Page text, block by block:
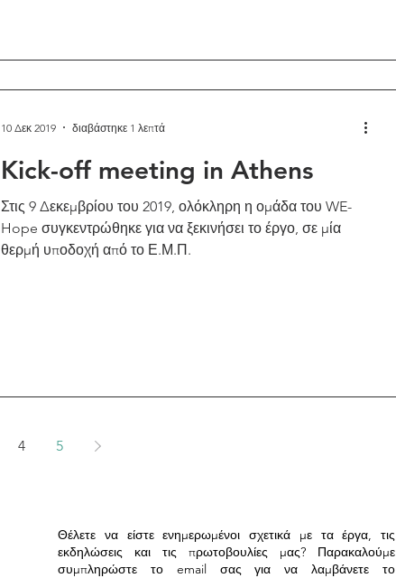
Kick-off meeting in Athens
Στις 9 Δεκεμβρίου του 2019, ολόκληρη η ομάδα του WE-
Hope συγκεντρώθηκε για να ξεκινήσει το έργο, σε μία
θερμή υποδοχή από το Ε.Μ.Π.
10 Δεκ 2019 διαβάστηκε 1 λεπτά
4 5
Θέλετε να είστε ενημερωμένοι σχετικά με τα έργα, τις
εκδηλώσεις και τις πρωτοβουλίες μας? Παρακαλούμε
συμπληρώστε το email σας για να λαμβάνετε το